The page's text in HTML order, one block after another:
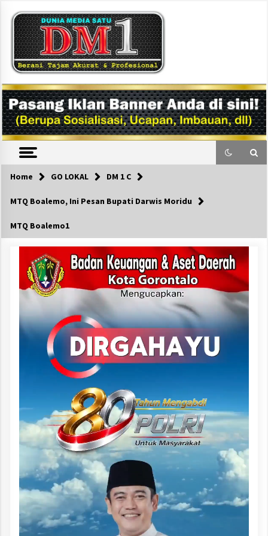
content
DM1
Home GO LOKAL DM 1 C
MTQ Boalemo, Ini Pesan Bupati Darwis Moridu
MTQ Boalemo1